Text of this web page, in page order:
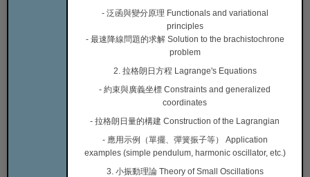
- 泛函與變分原理 Functionals and variational
principles
- 最速降線問題的求解 Solution to the brachistochrone
problem
2. 拉格朗日方程 Lagrange's Equations
- 約束與廣義坐標 Constraints and generalized
coordinates
- 拉格朗日量的構建 Construction of the Lagrangian
- 應用示例（單擺、彈簧振子等） Application
examples (simple pendulum, harmonic oscillator, etc.)
3. 小振動理論 Theory of Small Oscillations